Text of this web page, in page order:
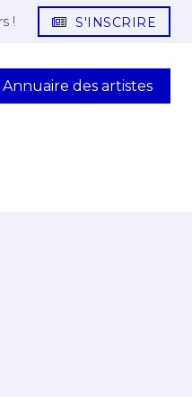
! S'INSCRIRE
Annuaire des artistes